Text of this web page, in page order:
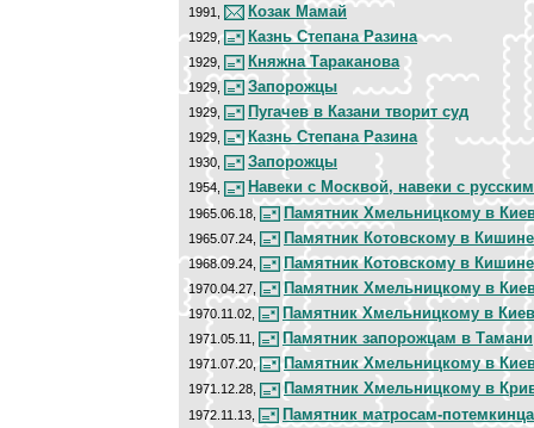
1991, Козак Мамай
1929, Казнь Степана Разина
1929, Княжна Тараканова
1929, Запорожцы
1929, Пугачев в Казани творит суд
1929, Казнь Степана Разина
1930, Запорожцы
1954, Навеки с Москвой, навеки с
1965.06.18, Памятник Хмельницкому в
1965.07.24, Памятник Котовскому в
1968.09.24, Памятник Котовскому в
1970.04.27, Памятник Хмельницкому в
1970.11.02, Памятник Хмельницкому в
1971.05.11, Памятник запорожцам в Тамани
1971.07.20, Памятник Хмельницкому в
1971.12.28, Памятник Хмельницкому в
1972.11.13, Памятник матросам-